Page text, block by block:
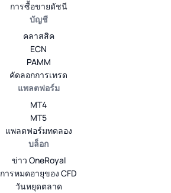
การซื้อขายดัชนี
บัญชี
คลาสสิค
ECN
PAMM
คัดลอกการเทรด
แพลตฟอร์ม
MT4
MT5
แพลตฟอร์มทดลอง
บล็อก
ข่าว OneRoyal
การหมดอายุของ CFD
วันหยุดตลาด